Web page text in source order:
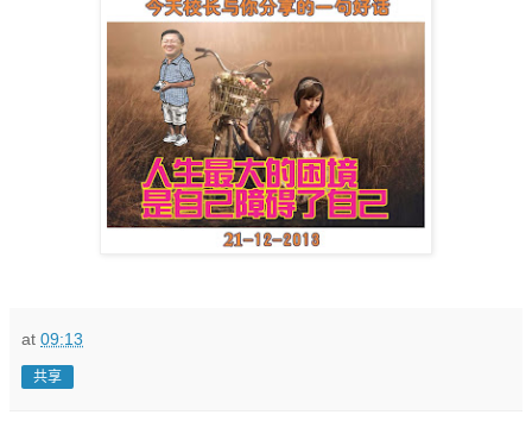
at 09:13
共享